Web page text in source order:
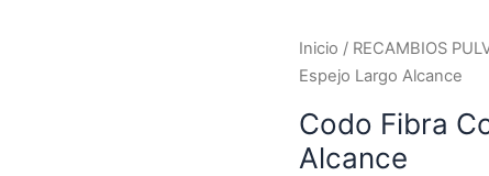
Inicio / RECAMBIOS
Espejo Largo Alcance
Codo Fibra
Alcance